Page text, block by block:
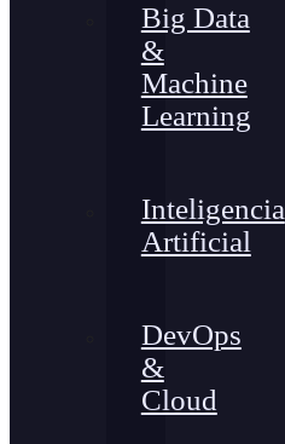
Big Data
&
Machine
Learning
Inteligencia
Artificial
DevOps
&
Cloud